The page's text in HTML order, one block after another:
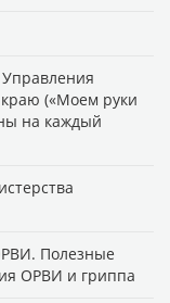
(«Моем руки
на каждый
Полезные
ОРВИ и гриппа